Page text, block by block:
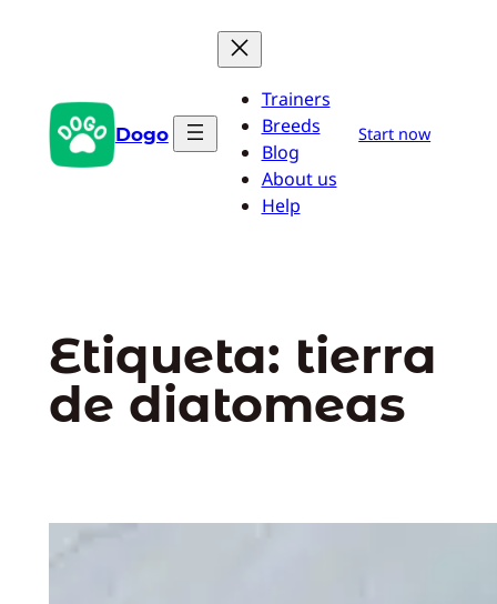
Dogo
Trainers
Breeds
Blog
About us
Help
Start now
Etiqueta: tierra
de diatomeas